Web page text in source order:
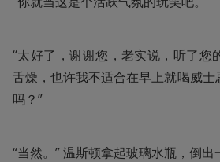
“太好了，谢谢您，老实说，听了您
舌燥，也许我不适合在早上就喝威
吗？”
“当然。” 温斯顿拿起玻璃水瓶，倒出